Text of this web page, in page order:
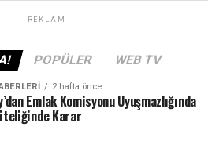
REKLAM
POPÜLER WEB TV
2 hafta önce
Emlak Komisyonu Uyuşmazlığında
Karar